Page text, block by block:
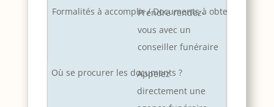
Prendre rendez-
vous avec un
conseiller funéraire
Appelez
directement une